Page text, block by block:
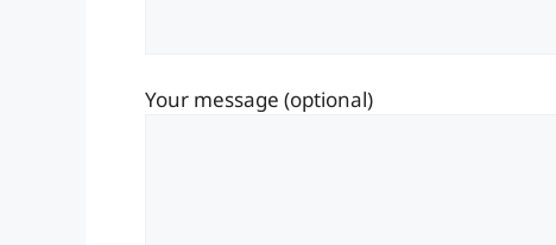
Your message (optional)